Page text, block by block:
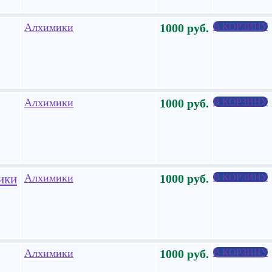
Алхимики 1000 руб. В КОРЗИНУ
Алхимики 1000 руб. В КОРЗИНУ
Алхимики 1000 руб. В КОРЗИНУ
Алхимики 1000 руб. В КОРЗИНУ